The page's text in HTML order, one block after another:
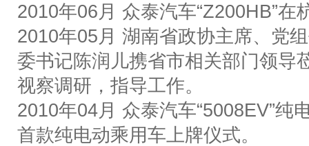
2010年06月 众泰汽车“Z200HB”在
2010年05月 湖南省政协主席、党
委书记陈润儿携省市相关部门领导
视察调研，指导工作。
2010年04月 众泰汽车“5008EV”纯
首款纯电动乘用车上牌仪式。